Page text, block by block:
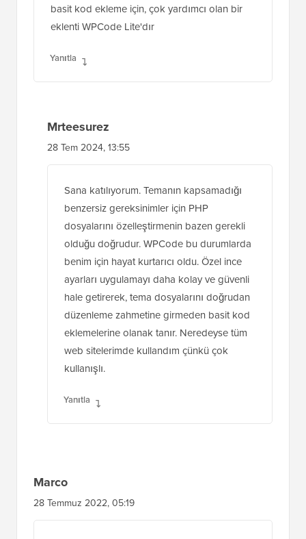
basit kod ekleme için, çok yardımcı olan bir
eklenti WPCode Lite'dır
Yanıtla
Mrteesurez
28 Tem 2024, 13:55
Sana katılıyorum. Temanın kapsamadığı
benzersiz gereksinimler için PHP
dosyalarını özelleştirmenin bazen gerekli
olduğu doğrudur. WPCode bu durumlarda
benim için hayat kurtarıcı oldu. Özel ince
ayarları uygulamayı daha kolay ve güvenli
hale getirerek, tema dosyalarını doğrudan
düzenleme zahmetine girmeden basit kod
eklemelerine olanak tanır. Neredeyse tüm
web sitelerimde kullandım çünkü çok
kullanışlı.
Yanıtla
Marco
28 Temmuz 2022, 05:19